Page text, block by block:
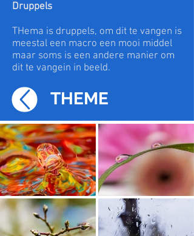
Druppels
THema is druppels, om dit te vangen is
meestal een macro een mooi middel
maar soms is een andere manier om
dit te vangein in beeld.
THEME